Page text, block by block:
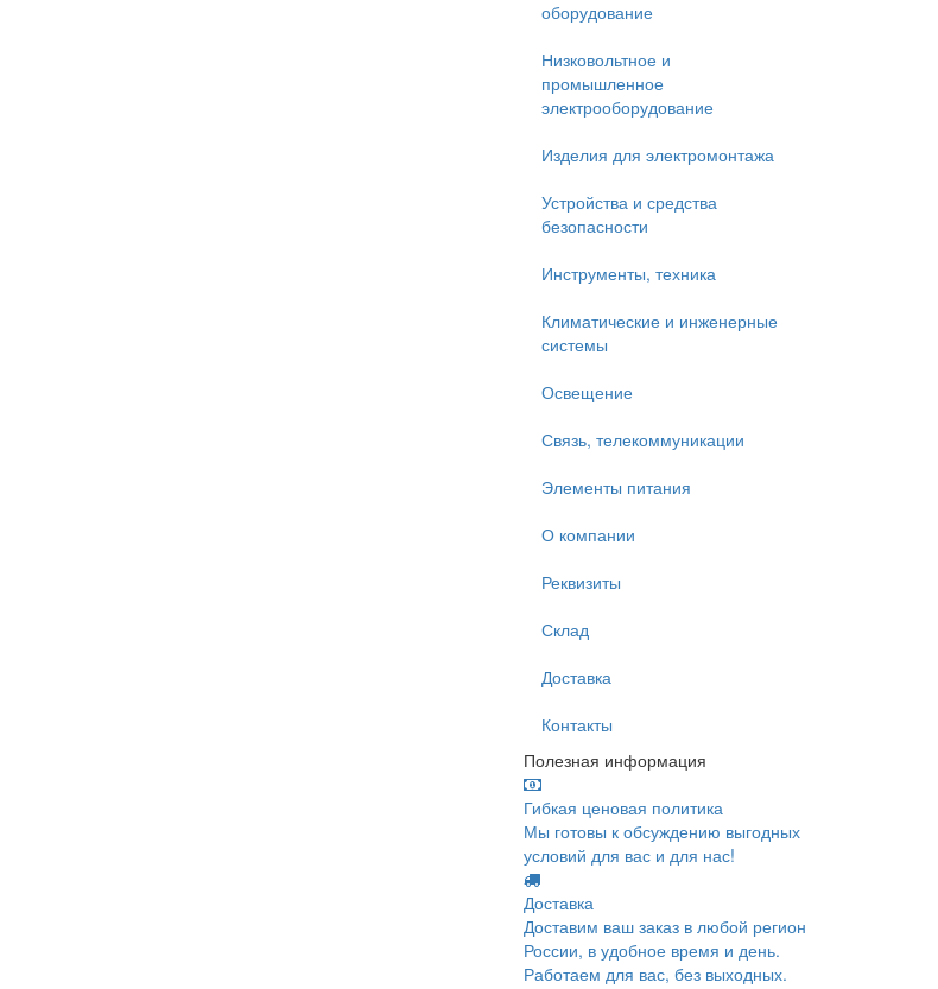
оборудование
Низковольтное и
промышленное
электрооборудование
Изделия для электромонтажа
Устройства и средства
безопасности
Инструменты, техника
Климатические и инженерные
системы
Освещение
Связь, телекоммуникации
Элементы питания
О компании
Реквизиты
Склад
Доставка
Контакты
Полезная информация
Гибкая ценовая политика
Мы готовы к обсуждению выгодных
условий для вас и для нас!
Доставка
Доставим ваш заказ в любой регион
России, в удобное время и день.
Работаем для вас, без выходных.